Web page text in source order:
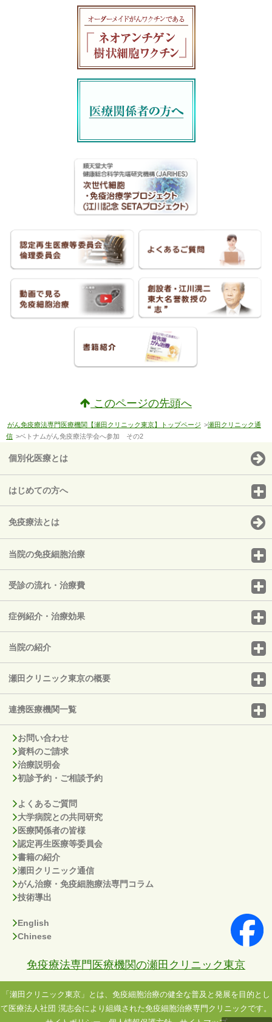
このページの先頭へ
がん免疫療法専門医療機関【瀬田クリニック東京】トップページ >瀬田クリニック通
信 >ベトナムがん免疫療法学会へ参加 その2
個別化医療とは
はじめての方へ
免疫療法とは
当院の免疫細胞治療
受診の流れ・治療費
症例紹介・治療効果
当院の紹介
瀬田クリニック東京の概要
連携医療機関一覧
お問い合わせ
資料のご請求
治療説明会
初診予約・ご相談予約
よくあるご質問
大学病院との共同研究
医療関係者の皆様
認定再生医療等委員会
書籍の紹介
瀬田クリニック通信
がん治療・免疫細胞療法専門コラム
技術導出
English
Chinese
免疫療法専門医療機関の瀬田クリニック東京
「瀬田クリニック東京」とは、免疫細胞治療の健全な普及と発展を目的とし
て医療法人社団 滉志会により組織された免疫細胞治療専門クリニックです。